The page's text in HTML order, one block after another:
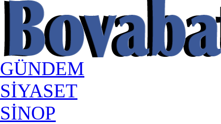
GÜNDEM
SİYASET
SİNOP